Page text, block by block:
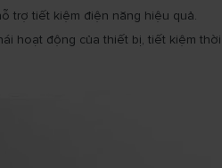
trợ tiết kiệm điện năng hiệu quả.
hoạt động của thiết bị, tiết kiệm